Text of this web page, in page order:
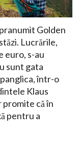
Golden
Lucrările,
euro, s-au
sunt gata
într-o
Klaus
că în
pentru a